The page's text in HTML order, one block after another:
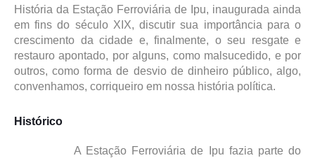
História da Estação Ferroviária de Ipu, inaugurada ainda
em fins do século XIX, discutir sua importância para o
crescimento da cidade e, finalmente, o seu resgate e
restauro apontado, por alguns, como malsucedido, e por
outros, como forma de desvio de dinheiro público, algo,
convenhamos, corriqueiro em nossa história política.
Histórico
A Estação Ferroviária de Ipu fazia parte do